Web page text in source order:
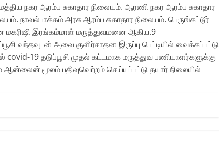
நகர ஆரம்ப சுகாதார நிலையம். ஆரணி நகர ஆரம்ப சுகாதார
நாவல்பாக்கம் அரசு ஆரம்ப சுகாதார நிலையம். பெருங்கட்டூர்
மகரிஷி இரங்கம்மாள் மருத்துவமனை ஆகிய.9
வந்தவுடன் அவை குளிர்சாதன இருப்பு பெட்டியில் வைக்கப்பட்டு
19 தடுப்பூசி முதல் கட்டமாக மருத்துவ பணியாளர்களுக்கு
மூலம் பதிவுவெற்றம் செய்யப்பட்டு தயார் நிலையில்